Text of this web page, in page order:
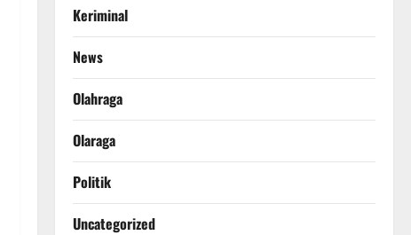
Keriminal
News
Olahraga
Olaraga
Politik
Uncategorized